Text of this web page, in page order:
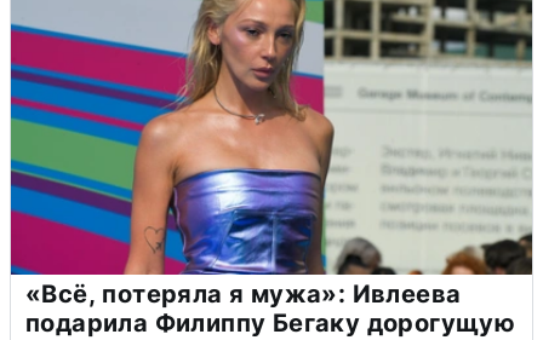
«Всё, потеряла я мужа»: Ивлеева
подарила Филиппу Бегаку дорогущую